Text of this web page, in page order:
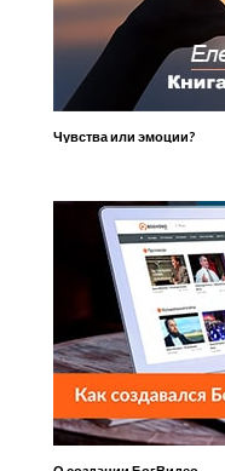
Чувства или эмоции?